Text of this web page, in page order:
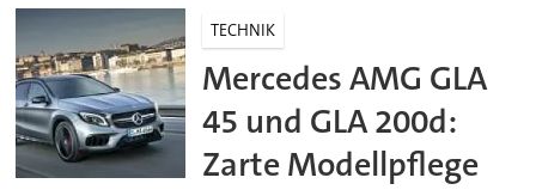
TECHNIK
Mercedes AMG GLA
45 und GLA 200d:
Zarte Modellpflege